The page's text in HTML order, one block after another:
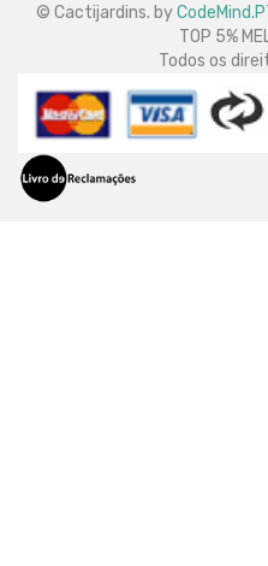
© Cactijardins. by
TOP 5%
Todos os